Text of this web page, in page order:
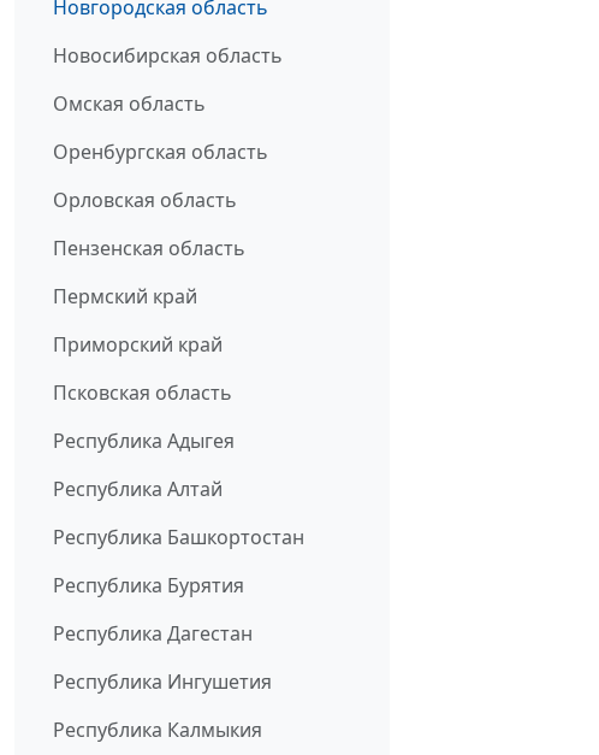
Новгородская область
Новосибирская область
Омская область
Оренбургская область
Орловская область
Пензенская область
Пермский край
Приморский край
Псковская область
Республика Адыгея
Республика Алтай
Республика Башкортостан
Республика Бурятия
Республика Дагестан
Республика Ингушетия
Республика Калмыкия